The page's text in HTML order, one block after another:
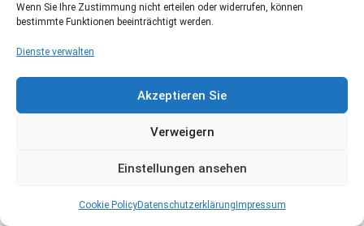
Wenn Sie Ihre Zustimmung nicht erteilen oder widerrufen, können
bestimmte Funktionen beeinträchtigt werden.
Dienste verwalten
Akzeptieren Sie
Verweigern
Einstellungen ansehen
Cookie PolicyDatenschutzerklärung Impressum